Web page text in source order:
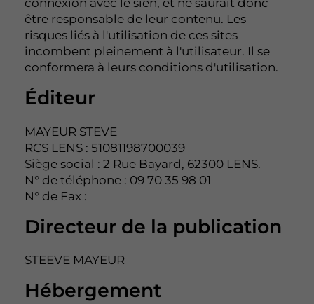
connexion avec le sien, et ne saurait donc
être responsable de leur contenu. Les
risques liés à l'utilisation de ces sites
incombent pleinement à l'utilisateur. Il se
conformera à leurs conditions d'utilisation.
Éditeur
MAYEUR STEVE
RCS LENS : 51081198700039
Siège social : 2 Rue Bayard, 62300 LENS.
N° de téléphone : 09 70 35 98 01
N° de Fax :
Directeur de la publication
STEEVE MAYEUR
Hébergement